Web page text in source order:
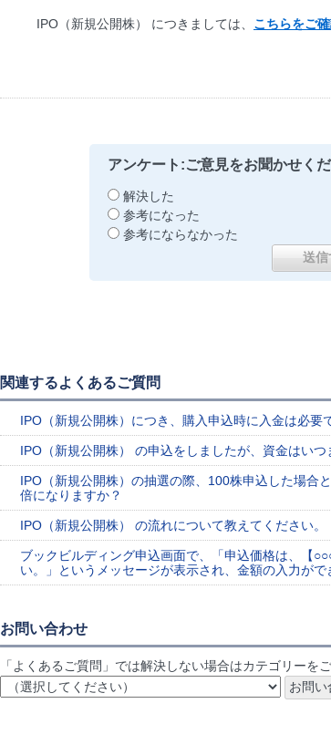
IPO（新規公開株） につきましては、 こちらをご
アンケート:ご意見をお聞かせく
解決した
参考になった
参考にならなかった
関連するよくあるご質問
IPO（新規公開株）につき、購入申込時に入金は必要
IPO（新規公開株） の申込をしましたが、資金はい
IPO（新規公開株）の抽選の際、100株申込した場合
倍になりますか？
IPO（新規公開株） の流れについて教えてください。
ブックビルディング申込画面で、「申込価格は、【
い。」というメッセージが表示され、金額の入力がで
お問い合わせ
「よくあるご質問」では解決しない場合はカテゴリーを